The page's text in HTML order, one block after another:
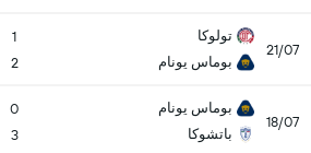
21/07
تولوكا
بوماس يونام
1
2
18/07
بوماس يونام
باتشوكا
0
3